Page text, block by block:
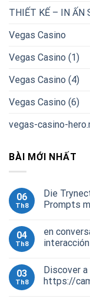
THIẾT KẾ – IN ẤN
Vegas Casino
Vegas Casino (1)
Vegas Casino (4)
Vegas Casino (6)
vegas-casino-
BÀI MỚI NHẤT
06
Th8
Die
Prompts
04
Th8
en
03
Th8
Discover
https://